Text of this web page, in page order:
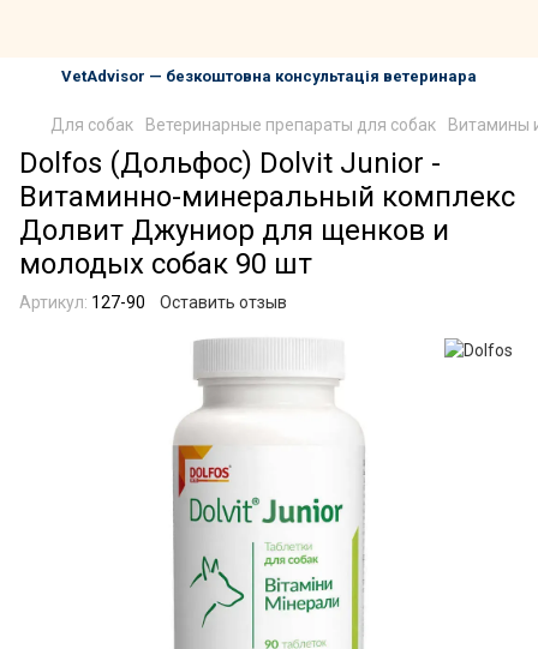
VetAdvisor — безкоштовна консультація ветеринара
Для собак Ветеринарные препараты для собак Витамины
Dolfos (Дольфос) Dolvit Junior -
Витаминно-минеральный комплекс
Долвит Джуниор для щенков и
молодых собак 90 шт
Артикул: 127-90 Оставить отзыв